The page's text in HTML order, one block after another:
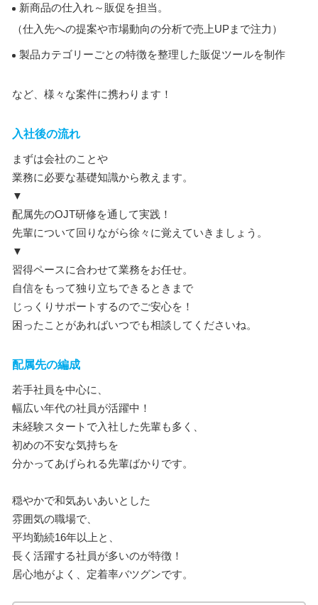
新商品の仕入れ～販促を担当。
（仕入先への提案や市場動向の分析で売上UPまで注力）
製品カテゴリーごとの特徴を整理した販促ツールを制作
など、様々な案件に携わります！
入社後の流れ
まずは会社のことや
業務に必要な基礎知識から教えます。
▼
配属先のOJT研修を通して実践！
先輩について回りながら徐々に覚えていきましょう。
▼
習得ペースに合わせて業務をお任せ。
自信をもって独り立ちできるときまで
じっくりサポートするのでご安心を！
困ったことがあればいつでも相談してくださいね。
配属先の編成
若手社員を中心に、
幅広い年代の社員が活躍中！
未経験スタートで入社した先輩も多く、
初めの不安な気持ちを
分かってあげられる先輩ばかりです。
穏やかで和気あいあいとした
雰囲気の職場で、
平均勤続16年以上と、
長く活躍する社員が多いのが特徴！
居心地がよく、定着率バツグンです。